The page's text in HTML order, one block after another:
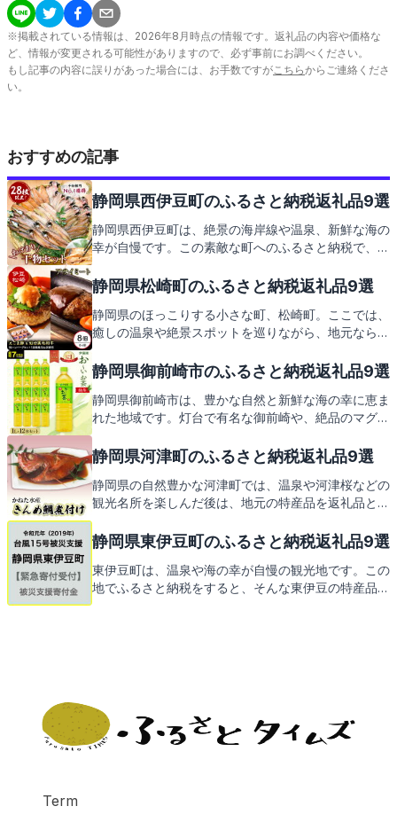
※掲載されている情報は、 2026年8 月時点の情報です。返礼品の内容や価格な
ど、情報が変更される可能性がありますので、必ず事前にお調べください。
もし記事の内容に誤りがあった場合には、お手数ですがこちらからご連絡くださ
い。
おすすめの記事
静岡県西伊豆町のふるさと納税返礼品9選
静岡県西伊豆町は、絶景の海岸線や温泉、新鮮な海の
幸が自慢です。この素敵な町へのふるさと納税で、地
す。次は、どんな返礼品があるのかご期待ください。
静岡県松崎町のふるさと納税返礼品9選
静岡県のほっこりする小さな町、松崎町。ここでは、
癒しの温泉や絶景スポットを巡りながら、地元ならで
松崎町からの心のこもった返礼品もご紹介しますの
静岡県御前崎市のふるさと納税返礼品9選
静岡県御前崎市は、豊かな自然と新鮮な海の幸に恵ま
れた地域です。灯台で有名な御前崎や、絶品のマグロ
が皆様をお待ちしております。次は、そんな御前崎市
静岡県河津町のふるさと納税返礼品9選
静岡県の自然豊かな河津町では、温泉や河津桜などの
観光名所を楽しんだ後は、地元の特産品を返礼品とし
静岡県東伊豆町のふるさと納税返礼品9選
東伊豆町は、温泉や海の幸が自慢の観光地です。この
地でふるさと納税をすると、そんな東伊豆の特産品が
Term